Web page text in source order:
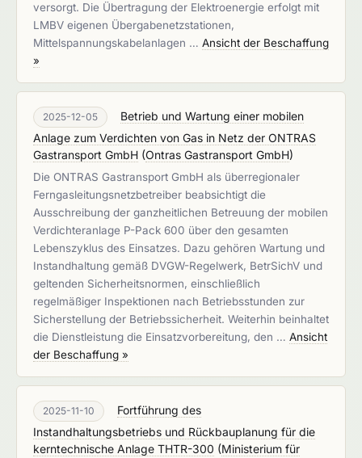
versorgt. Die Übertragung der Elektroenergie erfolgt mit
LMBV eigenen Übergabenetzstationen,
Mittelspannungskabelanlagen … Ansicht der Beschaffung
»
2025-12-05
Betrieb und Wartung einer mobilen
Anlage zum Verdichten von Gas in Netz der ONTRAS
Gastransport GmbH (Ontras Gastransport GmbH)
Die ONTRAS Gastransport GmbH als überregionaler
Ferngasleitungsnetzbetreiber beabsichtigt die
Ausschreibung der ganzheitlichen Betreuung der mobilen
Verdichteranlage P-Pack 600 über den gesamten
Lebenszyklus des Einsatzes. Dazu gehören Wartung und
Instandhaltung gemäß DVGW-Regelwerk, BetrSichV und
geltenden Sicherheitsnormen, einschließlich
regelmäßiger Inspektionen nach Betriebsstunden zur
Sicherstellung der Betriebssicherheit. Weiterhin beinhaltet
die Dienstleistung die Einsatzvorbereitung, den … Ansicht
der Beschaffung »
2025-11-10
Fortführung des
Instandhaltungsbetriebs und Rückbauplanung für die
kerntechnische Anlage THTR-300 (Ministerium für